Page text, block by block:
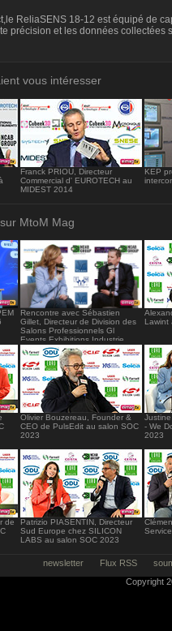
ReliaSENS 18-12 est équipé de
précision et les données collectées
vous intéresser
Franck PRIOU, Directeur
Commercial d' EUROTECH au
MIDEST 2014
KEP
MtoM Mag
Rencontre avec Sébastien
Gillet, Directeur de Division des
Salons Professionnels Gl
Events Exhibitions Industrie
Lawint
Olivier Bouzereau, Founder &
CEO de PulsEdit au salon SOC
2023
- We
2023
de
Patrizio PIASENTIN, Directeur
Sud Europe chez SILICON
LABS au salon SOC 2023
newsletter Flux RSS
Copyright